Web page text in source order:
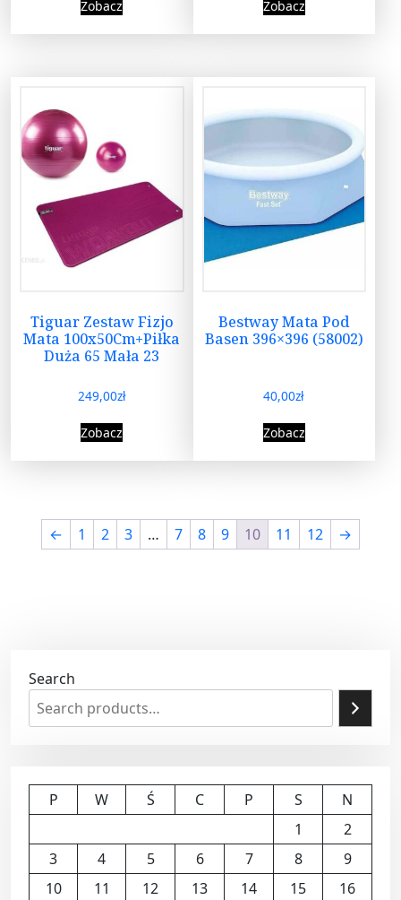
Zobacz Zobacz
Tiguar Zestaw Fizjo
Mata 100x50Cm+Piłka
Duża 65 Mała 23
249,00zł
Zobacz
Bestway Mata Pod
Basen 396×396 (58002)
40,00zł
Zobacz
← 1 2 3 … 7 8 9 10 11 12 →
Search
P W Ś C P S
N
1
2
3
4 5 6 7 8
9
10
11 12 13 14 15
16